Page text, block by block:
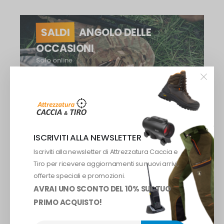
SALDI ANGOLO DELLE
OCCASIONI
Solo online
ISCRIVITI ALLA NEWSLETTER
Iscriviti alla newsletter di Attrezzatura Caccia e
Tiro per ricevere aggiornamenti su nuovi arrivi,
offerte speciali e promozioni.
AVRAI UNO SCONTO DEL 10% SUL TUO
PRIMO ACQUISTO!